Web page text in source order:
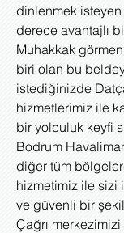
dinlenmek
derece avantajlı
Muhakkak
biri olan bu
istediğinizde
hizmetlerimiz ile
bir yolculuk keyfi
Bodrum
diğer tüm
hizmetimiz ile sizi
ve güvenli bir
Çağrı